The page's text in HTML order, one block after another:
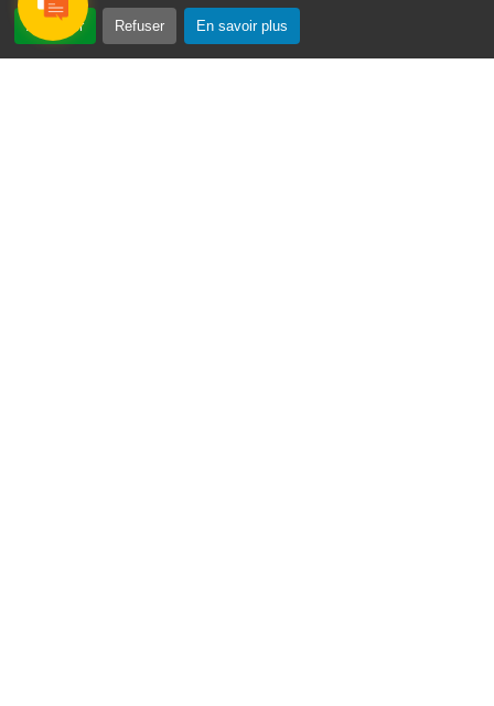
Accepter Refuser En savoir plus